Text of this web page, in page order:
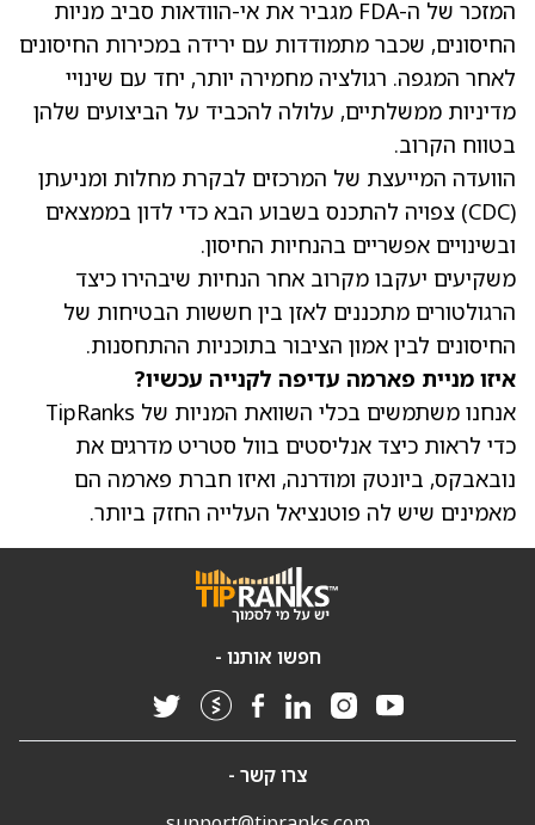
המזכר של ה-FDA מגביר את אי-הוודאות סביב מניות
החיסונים, שכבר מתמודדות עם ירידה במכירות החיסונים
לאחר המגפה. רגולציה מחמירה יותר, יחד עם שינויי
מדיניות ממשלתיים, עלולה להכביד על הביצועים שלהן
בטווח הקרוב.
הוועדה המייעצת של המרכזים לבקרת מחלות ומניעתן
(CDC) צפויה להתכנס בשבוע הבא כדי לדון בממצאים
ובשינויים אפשריים בהנחיות החיסון.
משקיעים יעקבו מקרוב אחר הנחיות שיבהירו כיצד
הרגולטורים מתכננים לאזן בין חששות הבטיחות של
החיסונים לבין אמון הציבור בתוכניות ההתחסנות.
איזו מניית פארמה עדיפה לקנייה עכשיו?
אנחנו משתמשים בכלי השוואת המניות של TipRanks
כדי לראות כיצד אנליסטים בוול סטריט מדרגים את
נובאבקס, ביונטק ומודרנה, ואיזו חברת פארמה הם
מאמינים שיש לה פוטנציאל העלייה החזק ביותר.
חפשו אותנו -
צרו קשר -